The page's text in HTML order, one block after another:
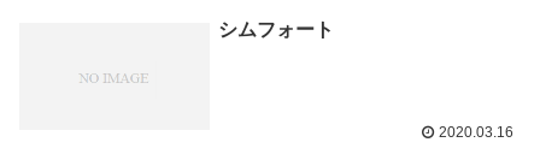
シムフォート
2020.03.16